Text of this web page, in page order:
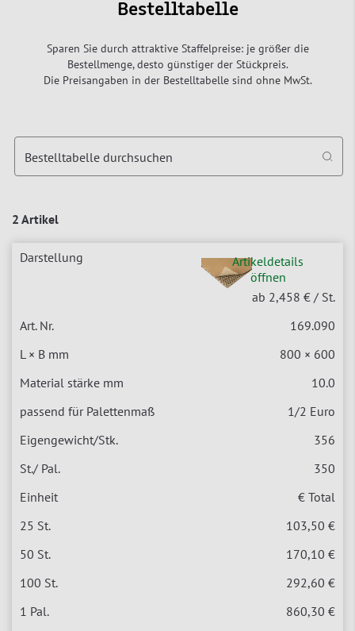
Bestelltabelle
Sparen Sie durch attraktive Staffelpreise: je größer die
Bestellmenge, desto günstiger der Stückpreis.
Die Preisangaben in der Bestelltabelle sind ohne MwSt.
2 Artikel
Bestelltabelle durchsuchen
Artikeldetails
öffnen
ab 2,458 € / St.
169.090
800 × 600
10.0
1/2 Euro
356
350
€ Total
103,50 €
170,10 €
292,60 €
860,30 €